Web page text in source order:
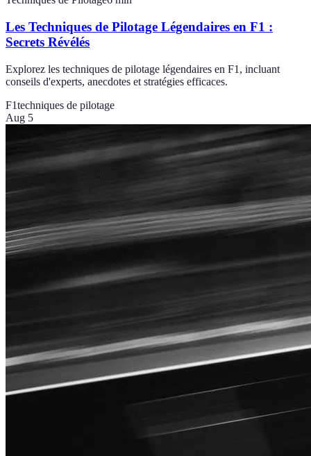
Les Techniques de Pilotage Légendaires en F1 :
Secrets Révélés
Explorez les techniques de pilotage légendaires en F1, incluant
conseils d'experts, anecdotes et stratégies efficaces.
F1techniques de pilotage
Aug 5